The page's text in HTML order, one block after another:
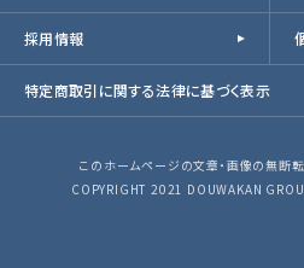
採用情報
特定商取引に関する法律に基づく表示
このホームページの文章・画像の無断転
COPYRIGHT 2021 DOUWAKAN